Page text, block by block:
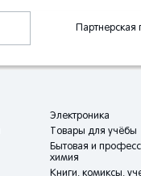
Партнерская
Электроника
Товары для учёбы
Бытовая и
химия
Книги, комиксы,